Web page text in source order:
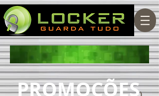
PROMOÇÕES)